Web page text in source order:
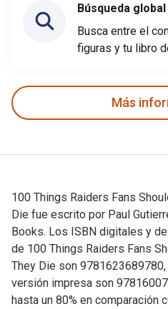
Búsqueda global
Busca entre el
figuras y tu libro
Más
100 Things Raiders Fans
Die fue escrito por Paul
Books. Los ISBN digitales y
de 100 Things Raiders Fans
They Die son
versión impresa son
hasta un 80% en comparación